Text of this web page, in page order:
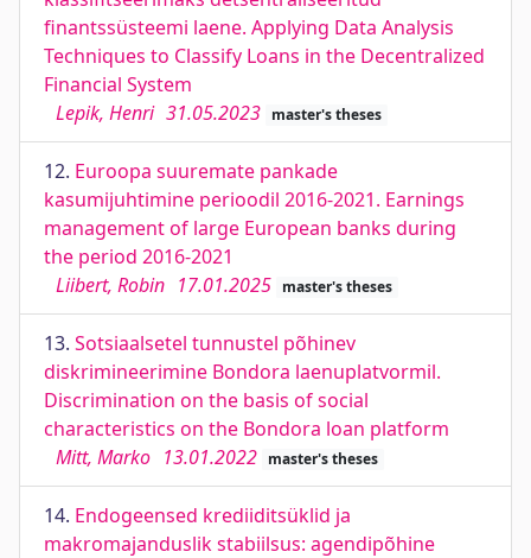
finantssüsteemi laene. Applying Data Analysis
Techniques to Classify Loans in the Decentralized
Financial System
Lepik, Henri 31.05.2023 master's theses
12. Euroopa suuremate pankade
kasumijuhtimine perioodil 2016-2021. Earnings
management of large European banks during
the period 2016-2021
Liibert, Robin 17.01.2025 master's theses
13. Sotsiaalsetel tunnustel põhinev
diskrimineerimine Bondora laenuplatvormil.
Discrimination on the basis of social
characteristics on the Bondora loan platform
Mitt, Marko 13.01.2022 master's theses
14. Endogeensed krediiditsüklid ja
makromajanduslik stabiilsus: agendipõhine